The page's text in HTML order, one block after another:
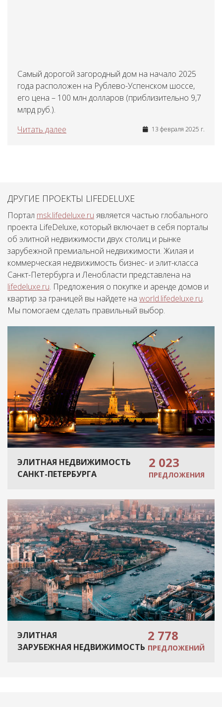
Самый дорогой загородный дом на начало 2025
года расположен на Рублево-Успенском шоссе,
его цена – 100 млн долларов (приблизительно 9,7
млрд руб.).
Читать далее
13 февраля 2025 г.
ДРУГИЕ ПРОЕКТЫ LIFEDELUXE
Портал msk.lifedeluxe.ru является частью глобального
проекта LifeDeluxe, который включает в себя порталы
об элитной недвижимости двух столиц и рынке
зарубежной премиальной недвижимости. Жилая и
коммерческая недвижимость бизнес- и элит-класса
Санкт-Петербурга и Ленобласти представлена на
lifedeluxe.ru. Предложения о покупке и аренде домов и
квартир за границей вы найдете на world.lifedeluxe.ru.
Мы помогаем сделать правильный выбор.
ЭЛИТНАЯ НЕДВИЖИМОСТЬ
САНКТ-ПЕТЕРБУРГА
2 023
ПРЕДЛОЖЕНИЯ
ЭЛИТНАЯ
ЗАРУБЕЖНАЯ НЕДВИЖИМОСТЬ
2 778
ПРЕДЛОЖЕНИЙ